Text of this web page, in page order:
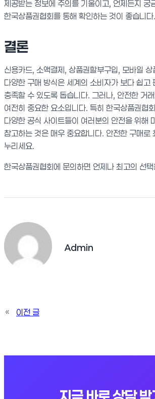
제공받는 정보에 주의를 기울이고, 언제든지 궁
한국상품권협회를 통해 확인하는 것이 좋습니다.
결론
신용카드, 소액결제, 상품권할부구입, 모바일
다양한 구매 방식은 세계의 소비자가 보다 쉽고
충족할 수 있도록 돕습니다. 그러나, 안전한 거
여전히 중요한 요소입니다. 특히 한국상품권협
다양한 공식 사이트들이 여러분의 안전을 위해
참고하는 것은 매우 중요합니다. 안전한 구매로
누리세요.
한국상품권협회에 문의하면 언제나 최고의 선
Admin
«
이전 글